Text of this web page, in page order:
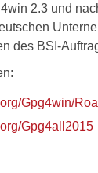
2.3 und
des BSI-
Gpg4win/
Gpg4all2015